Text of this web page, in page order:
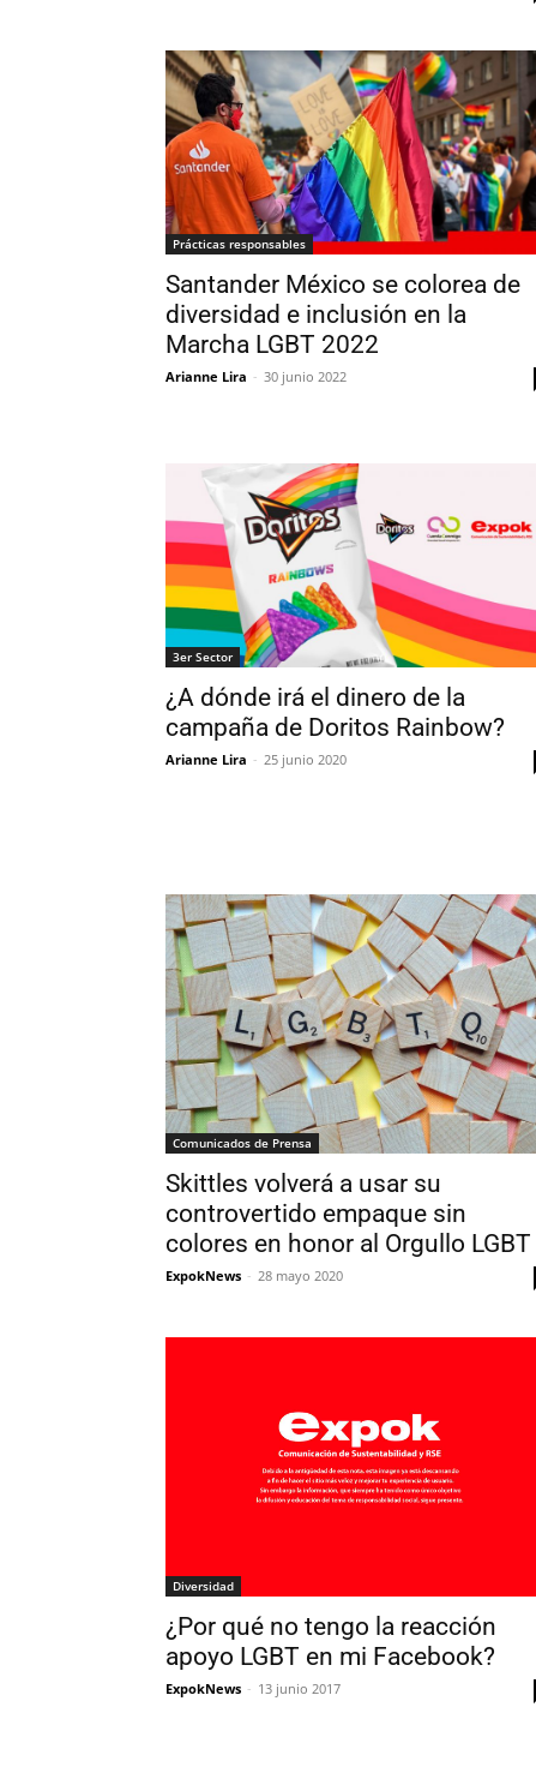
Prácticas responsables
Santander México se colorea de
diversidad e inclusión en la
Marcha LGBT 2022
Arianne Lira - 30 junio 2022
3er Sector
¿A dónde irá el dinero de la
campaña de Doritos Rainbow?
Arianne Lira - 25 junio 2020
Comunicados de Prensa
Skittles volverá a usar su
controvertido empaque sin
colores en honor al Orgullo LGBT
ExpokNews - 28 mayo 2020
Diversidad
¿Por qué no tengo la reacción
apoyo LGBT en mi Facebook?
ExpokNews - 13 junio 2017